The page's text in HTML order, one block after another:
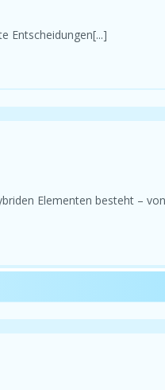
Entscheidungen[...]
Elementen besteht – von